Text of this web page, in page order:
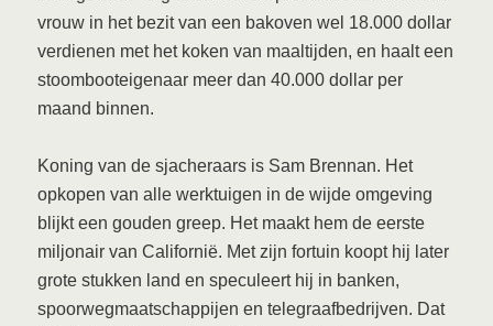
vrouw in het bezit van een bakoven wel 18.000 dollar
verdienen met het koken van maaltijden, en haalt een
stoombooteigenaar meer dan 40.000 dollar per
maand binnen.
Koning van de sjacheraars is Sam Brennan. Het
opkopen van alle werktuigen in de wijde omgeving
blijkt een gouden greep. Het maakt hem de eerste
miljonair van Californië. Met zijn fortuin koopt hij later
grote stukken land en speculeert hij in banken,
spoorwegmaatschappijen en telegraafbedrijven. Dat